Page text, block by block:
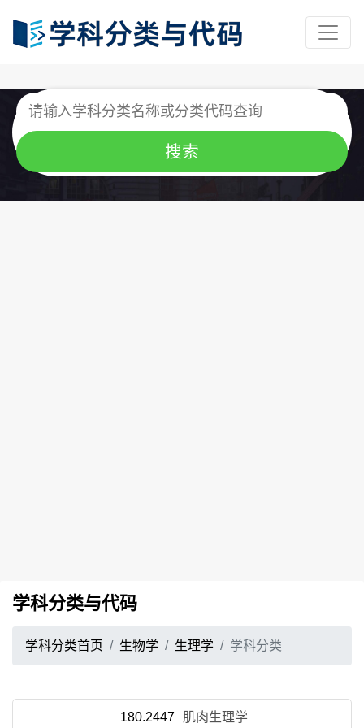
学科分类与代码
学科分类首页 生物学 生理学 学科分类
180.2447 肌肉生理学